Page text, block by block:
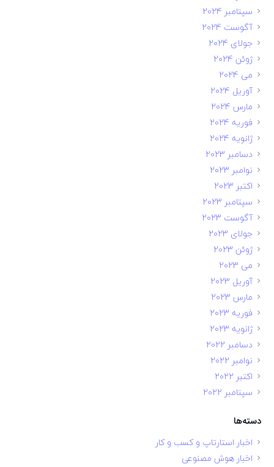
سپتامبر 2024
آگوست 2024
جولای 2024
ژوئن 2024
می 2024
آوریل 2024
مارس 2024
فوریه 2024
ژانویه 2024
دسامبر 2023
نوامبر 2023
اکتبر 2023
سپتامبر 2023
آگوست 2023
جولای 2023
ژوئن 2023
می 2023
آوریل 2023
مارس 2023
فوریه 2023
ژانویه 2023
دسامبر 2022
نوامبر 2022
اکتبر 2022
سپتامبر 2022
دسته‌ها
اخبار استارتاپ و کسب و کار
اخبار هوش مصنوعی